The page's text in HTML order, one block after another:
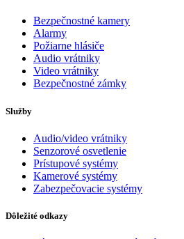
Bezpečnostné kamery
Alarmy
Požiarne hlásiče
Audio vrátniky
Video vrátniky
Bezpečnostné zámky
Služby
Audio/video vrátniky
Senzorové osvetlenie
Prístupové systémy
Kamerové systémy
Zabezpečovacie systémy
Dôležité odkazy